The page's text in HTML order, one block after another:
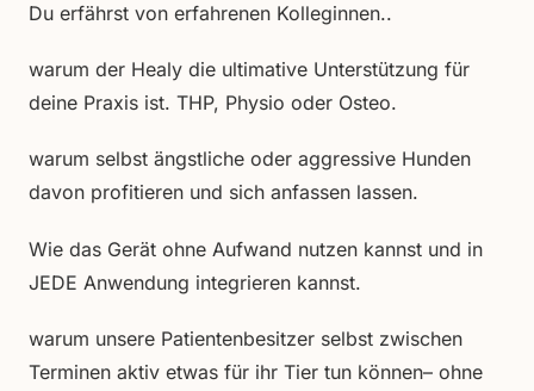
Du erfährst von erfahrenen Kolleginnen..
warum der Healy die ultimative Unterstützung für
deine Praxis ist. THP, Physio oder Osteo.
warum selbst ängstliche oder aggressive Hunden
davon profitieren und sich anfassen lassen.
Wie das Gerät ohne Aufwand nutzen kannst und in
JEDE Anwendung integrieren kannst.
warum unsere Patientenbesitzer selbst zwischen
Terminen aktiv etwas für ihr Tier tun können– ohne